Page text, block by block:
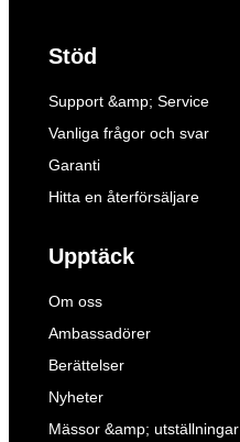
Stöd
Support &amp; Service
Vanliga frågor och svar
Garanti
Hitta en återförsäljare
Upptäck
Om oss
Ambassadörer
Berättelser
Nyheter
Mässor &amp; utställningar